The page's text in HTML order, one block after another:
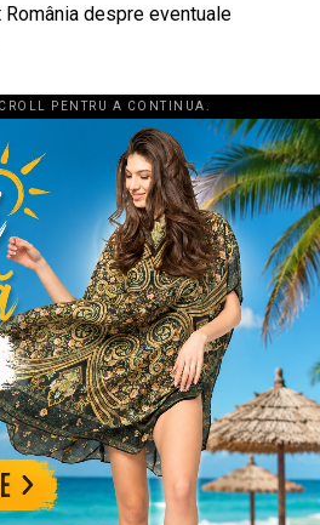
despre eventuale
PENTRU A CONTINUA.